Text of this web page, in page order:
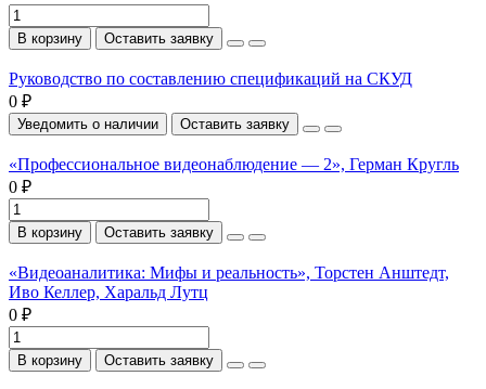
В корзину Оставить заявку
Руководство по составлению спецификаций на СКУД
0 ₽
Уведомить о наличии Оставить заявку
«Профессиональное видеонаблюдение — 2», Герман Кругль
0 ₽
В корзину Оставить заявку
«Видеоаналитика: Мифы и реальность», Торстен Анштедт,
Иво Келлер, Харальд Лутц
0 ₽
В корзину Оставить заявку